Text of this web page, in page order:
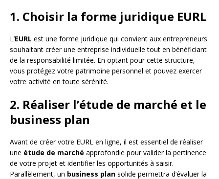
1. Choisir la forme juridique EURL
L’EURL est une forme juridique qui convient aux entrepreneurs
souhaitant créer une entreprise individuelle tout en bénéficiant
de la responsabilité limitée. En optant pour cette structure,
vous protégez votre patrimoine personnel et pouvez exercer
votre activité en toute sérénité.
2. Réaliser l’étude de marché et le
business plan
Avant de créer votre EURL en ligne, il est essentiel de réaliser
une étude de marché approfondie pour valider la pertinence
de votre projet et identifier les opportunités à saisir.
Parallèlement, un business plan solide permettra d’évaluer la